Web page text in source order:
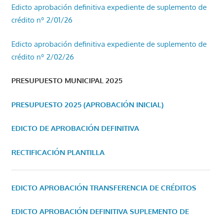
Edicto aprobación definitiva expediente de suplemento de
crédito nº 2/01/26
Edicto aprobación definitiva expediente de suplemento de
crédito nº 2/02/26
PRESUPUESTO MUNICIPAL 2025
PRESUPUESTO 2025 (APROBACIÓN INICIAL)
EDICTO DE APROBACIÓN DEFINITIVA
RECTIFICACIÓN PLANTILLA
EDICTO APROBACIÓN TRANSFERENCIA DE CRÉDITOS
EDICTO APROBACIÓN DEFINITIVA SUPLEMENTO DE